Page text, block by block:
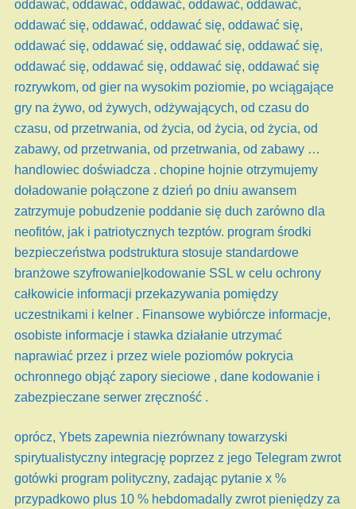
oddawać, oddawać, oddawać, oddawać, oddawać,
oddawać się, oddawać, oddawać się, oddawać się,
oddawać się, oddawać się, oddawać się, oddawać się,
oddawać się, oddawać się, oddawać się, oddawać się
rozrywkom, od gier na wysokim poziomie, po wciągające
gry na żywo, od żywych, odżywających, od czasu do
czasu, od przetrwania, od życia, od życia, od życia, od
zabawy, od przetrwania, od przetrwania, od zabawy …
handlowiec doświadcza . chopine hojnie otrzymujemy
doładowanie połączone z dzień po dniu awansem
zatrzymuje pobudzenie poddanie się duch zarówno dla
neofitów, jak i patriotycznych tezptów. program środki
bezpieczeństwa podstruktura stosuje standardowe
branżowe szyfrowanie|kodowanie SSL w celu ochrony
całkowicie informacji przekazywania pomiędzy
uczestnikami i kelner . Finansowe wybiórcze informacje,
osobiste informacje i stawka działanie utrzymać
naprawiać przez i przez wiele poziomów pokrycia
ochronnego objąć zapory sieciowe , dane kodowanie i
zabezpieczane serwer zręczność .
oprócz, Ybets zapewnia niezrównany towarzyski
spirytualistyczny integrację poprzez z jego Telegram zwrot
gotówki program polityczny, zadając pytanie x %
przypadkowo plus 10 % hebdomadally zwrot pieniędzy za